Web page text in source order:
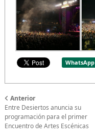
WhatsApp
Anterior
Entre Desiertos anuncia su
programación para el primer
Encuentro de Artes Escénicas